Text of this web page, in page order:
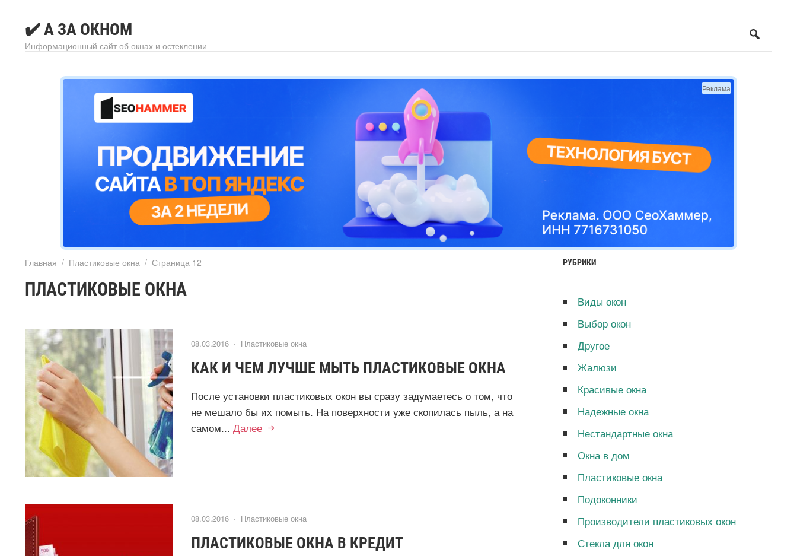
✔️ А ЗА ОКНОМ
Информационный сайт об окнах и остеклении
Реклама
Главная / Пластиковые окна / Страница 12
ПЛАСТИКОВЫЕ ОКНА
08.03.2016 · Пластиковые окна
КАК И ЧЕМ ЛУЧШЕ МЫТЬ ПЛАСТИКОВЫЕ ОКНА
После установки пластиковых окон вы сразу задумаетесь о том, что
не мешало бы их помыть. На поверхности уже скопилась пыль, а на
самом... Далее
08.03.2016 · Пластиковые окна
ПЛАСТИКОВЫЕ ОКНА В КРЕДИТ
РУБРИКИ
Виды окон
Выбор окон
Другое
Жалюзи
Красивые окна
Надежные окна
Нестандартные окна
Окна в дом
Пластиковые окна
Подоконники
Производители пластиковых окон
Стекла для окон